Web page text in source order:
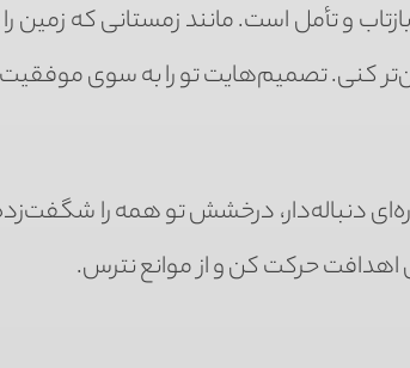
و تأمل است. مانند زمستانی که زمین
کنی. تصمیم‌هایت تو را به سوی
دنباله‌دار، درخشش تو همه را
حرکت کن و از موانع نترس.